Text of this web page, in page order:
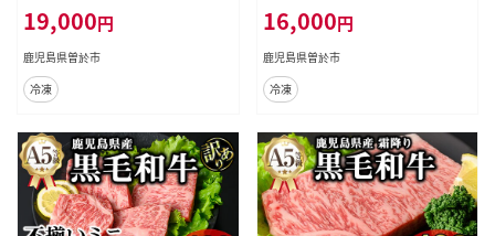
19,000円
鹿児島県曽於市
冷凍
16,000円
鹿児島県曽於市
冷凍